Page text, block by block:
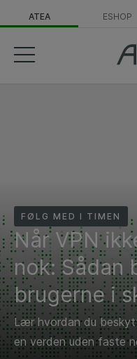
ATEA ESHOP
FØLG MED I TIMEN
Når VPN
nok: Sådan
brugerne i
Lær hvordan du
en verden uden faste